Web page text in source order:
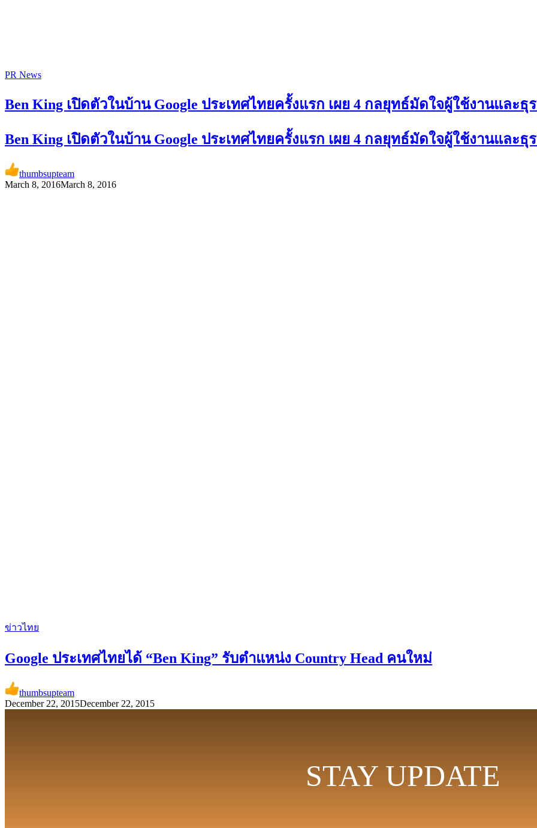
PR News
Ben King เปิดตัวในบ้าน Google ประเทศไทยครั้งแรก เผย 4 กลยุทธ์มัดใจผู้ใช้งานและธุ
Ben King เปิดตัวในบ้าน Google ประเทศไทยครั้งแรก เผย 4 กลยุทธ์มัดใจผู้ใช้งานและธุ
thumbsupteam
March 8, 2016March 8, 2016
ข่าวไทย
Google ประเทศไทยได้ “Ben King” รับตำแหน่ง Country Head คนใหม่
thumbsupteam
December 22, 2015December 22, 2015
STAY UPDATE